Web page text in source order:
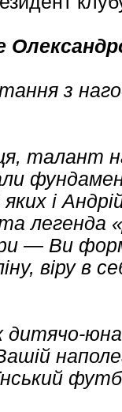
з
талант
яких і
— Ви
віру в
дитячо-